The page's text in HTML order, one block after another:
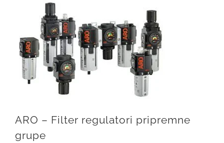
ARO – Filter regulatori pripremne
grupe